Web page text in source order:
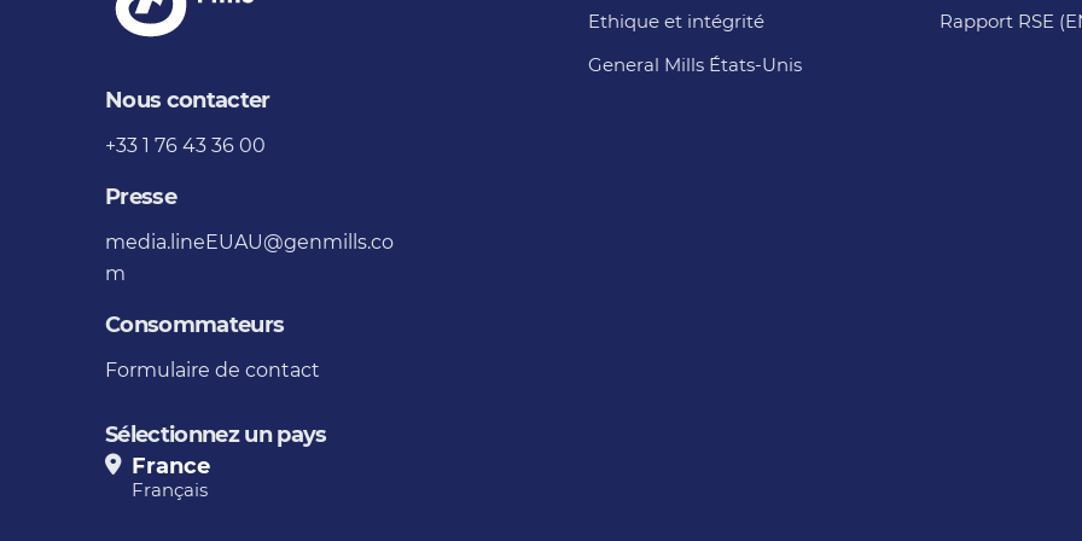
Nous contacter
+33 1 76 43 36 00
Presse
media.lineEUAU@genmills.co
m
Consommateurs
Formulaire de contact
Sélectionnez un pays
France
Français
Ethique et intégrité
General Mills États-Unis
Rapport RSE